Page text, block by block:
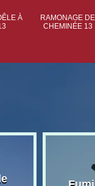
À
RAMONAGE DE
CHEMINÉE 13